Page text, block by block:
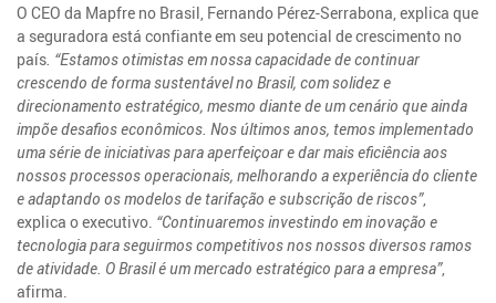
O CEO da Mapfre no Brasil, Fernando Pérez-Serrabona, explica que
a seguradora está confiante em seu potencial de crescimento no
país . “Estamos otimistas em nossa capacidade de continuar
crescendo de forma sustentável no Brasil, com solidez e
direcionamento estratégico, mesmo diante de um cenário que ainda
impõe desafios econômicos. Nos últimos anos, temos implementado
uma série de iniciativas para aperfeiçoar e dar mais eficiência aos
nossos processos operacionais, melhorando a experiência do cliente
e adaptando os modelos de tarifação e subscrição de riscos”,
explica o executivo. “Continuaremos investindo em inovação e
tecnologia para seguirmos competitivos nos nossos diversos ramos
de atividade. O Brasil é um mercado estratégico para a empresa”,
afirma.